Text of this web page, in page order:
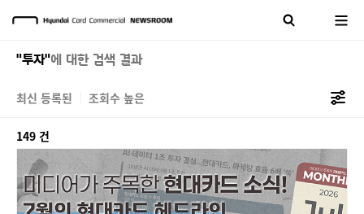
"투자"에 대한 검색 결과
최신 등록된 조회수 높은
149 건